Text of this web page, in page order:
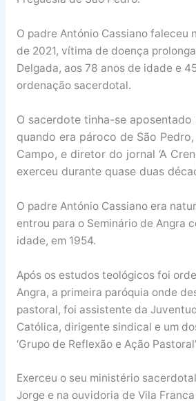
O padre António Cassiano faleceu
de 2021, vítima de doença
Delgada, aos 78 anos de idade e
ordenação sacerdotal.
O sacerdote tinha-se aposentado
quando era pároco de São
Campo, e diretor do jornal ‘A
exerceu durante quase duas
O padre António Cassiano era
entrou para o Seminário de Angra
idade, em 1954.
Após os estudos teológicos foi
Angra, a primeira paróquia onde
pastoral, foi assistente da
Católica, dirigente sindical e um
‘Grupo de Reflexão e Ação
Exerceu o seu ministério
Jorge e na ouvidoria de Vila